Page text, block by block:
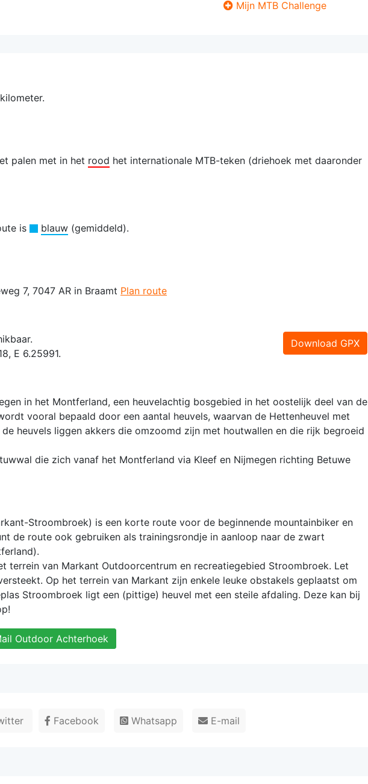
Mijn MTB Challenge
palen met in het rood het internationale MTB-teken (driehoek met daaronder
is blauw (gemiddeld).
7, 7047 AR in Braamt Plan route
Download GPX
E 6.25991.
in het Montferland, een heuvelachtig bosgebied in het oostelijk deel van de
vooral bepaald door een aantal heuvels, waarvan de Hettenheuvel met
heuvels liggen akkers die omzoomd zijn met houtwallen en die rijk begroeid
die zich vanaf het Montferland via Kleef en Nijmegen richting Betuwe
Stroombroek) is een korte route voor de beginnende mountainbiker en
de route ook gebruiken als trainingsrondje in aanloop naar de zwart
terrein van Markant Outdoorcentrum en recreatiegebied Stroombroek. Let
Op het terrein van Markant zijn enkele leuke obstakels geplaatst om
Stroombroek ligt een (pittige) heuvel met een steile afdaling. Deze kan bij
Outdoor Achterhoek
Facebook Whatsapp E-mail